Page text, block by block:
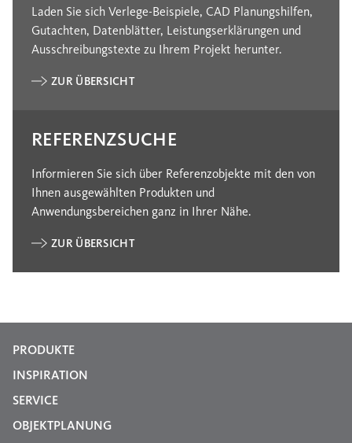
Laden Sie sich Verlege-Beispiele, CAD Planungshilfen,
Gutachten, Datenblätter, Leistungserklärungen und
Ausschreibungstexte zu Ihrem Projekt herunter.
ZUR ÜBERSICHT
REFERENZSUCHE
Informieren Sie sich über Referenzobjekte mit den von
Ihnen ausgewählten Produkten und
Anwendungsbereichen ganz in Ihrer Nähe.
ZUR ÜBERSICHT
PRODUKTE
INSPIRATION
SERVICE
OBJEKTPLANUNG